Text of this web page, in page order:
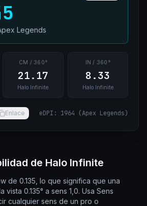
Legends
CM / 360°
21.17
Halo Infinite
IN / 360°
8.33
Halo Infinite
Enlace eDPI : 1964 (Apex Legends)
de Halo Infinite
de 0.135, lo que significa que una
0.135° a sens 1,0. Usa Sens
cualquier sens de un pro o